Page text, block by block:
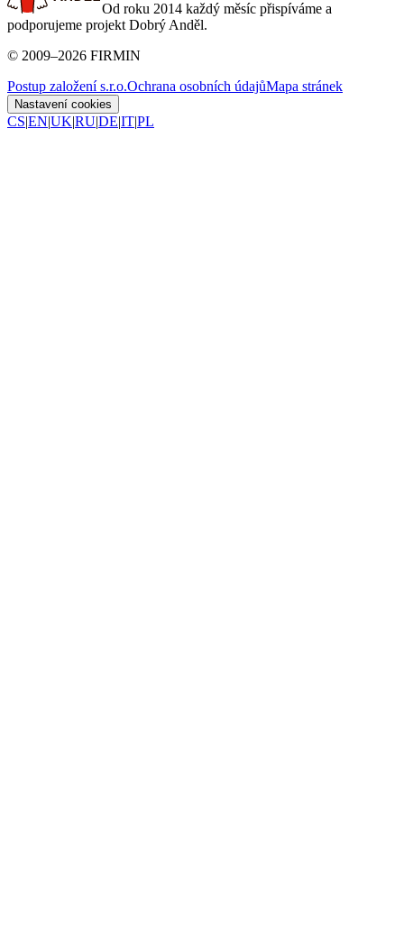
Od roku 2014 každý měsíc přispíváme a
podporujeme projekt Dobrý Anděl.
© 2009–2026 FIRMIN
Postup založení s.r.o.Ochrana osobních údajůMapa stránek
Nastavení cookies
CS|EN|UK|RU|DE|IT|PL